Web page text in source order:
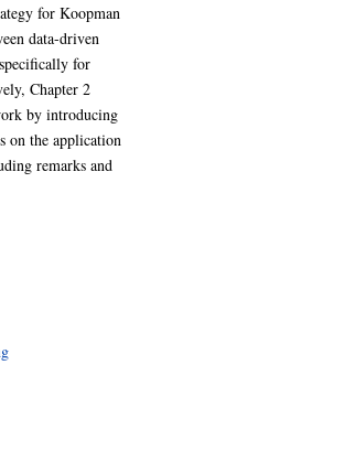
for Koopman
data-driven
for
Chapter 2
by introducing
on the application
remarks and